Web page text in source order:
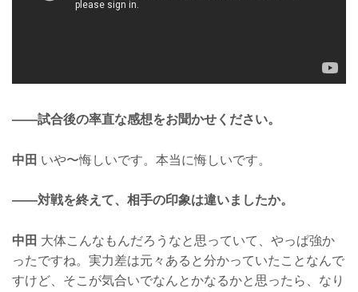
——試合後の率直な感想をお聞かせください。
中田 いや〜悔しいです。本当に悔しいです。
——対戦を終えて、相手の印象は違いましたか。
中田 大体こんなもんだろうなと思っていて、やっぱ強か
ったですね。実力差は元々あると分かっていたことなんで
すけど、そこが気合いでなんとかなるかと思ったら、なり